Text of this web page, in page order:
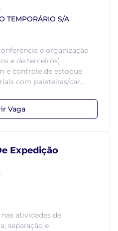
TEMPORÁRIO S/A
e organização
e de terceiros)
e controle de estoque
com paleteiras/car...
Vaga
Expedição
atividades de
separação e